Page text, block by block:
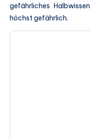
gefährliches
höchst gefährlich.